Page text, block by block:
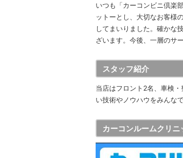
いつも「カーコンビニ倶楽
ットーとし、大切なお客様
してまいりました。確かな
ざいます。今後、一層のサ
スタッフ紹介
当店はフロント2名、車検
い技術やノウハウをみんな
カーコンルームクリニ